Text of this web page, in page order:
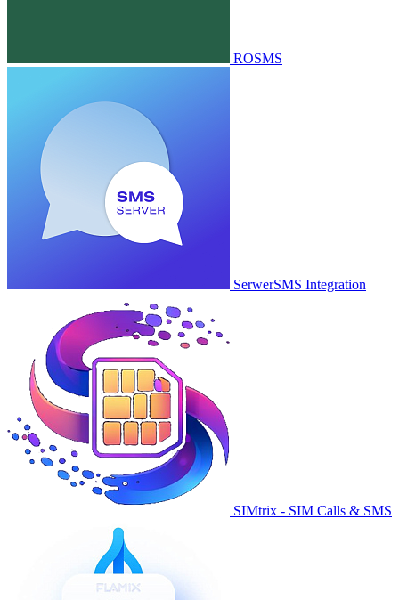
ROSMS
SerwerSMS Integration
SIMtrix - SIM Calls & SMS